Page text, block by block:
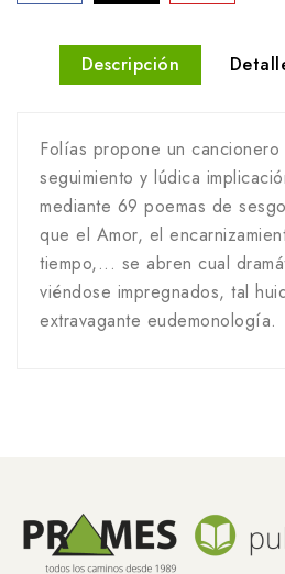
Descripción
Folías propone un
seguimiento y lúdica
mediante 69 poemas de
que el Amor, el
tiempo,... se abren cual
viéndose impregnados, tal
extravagante eudemonología.